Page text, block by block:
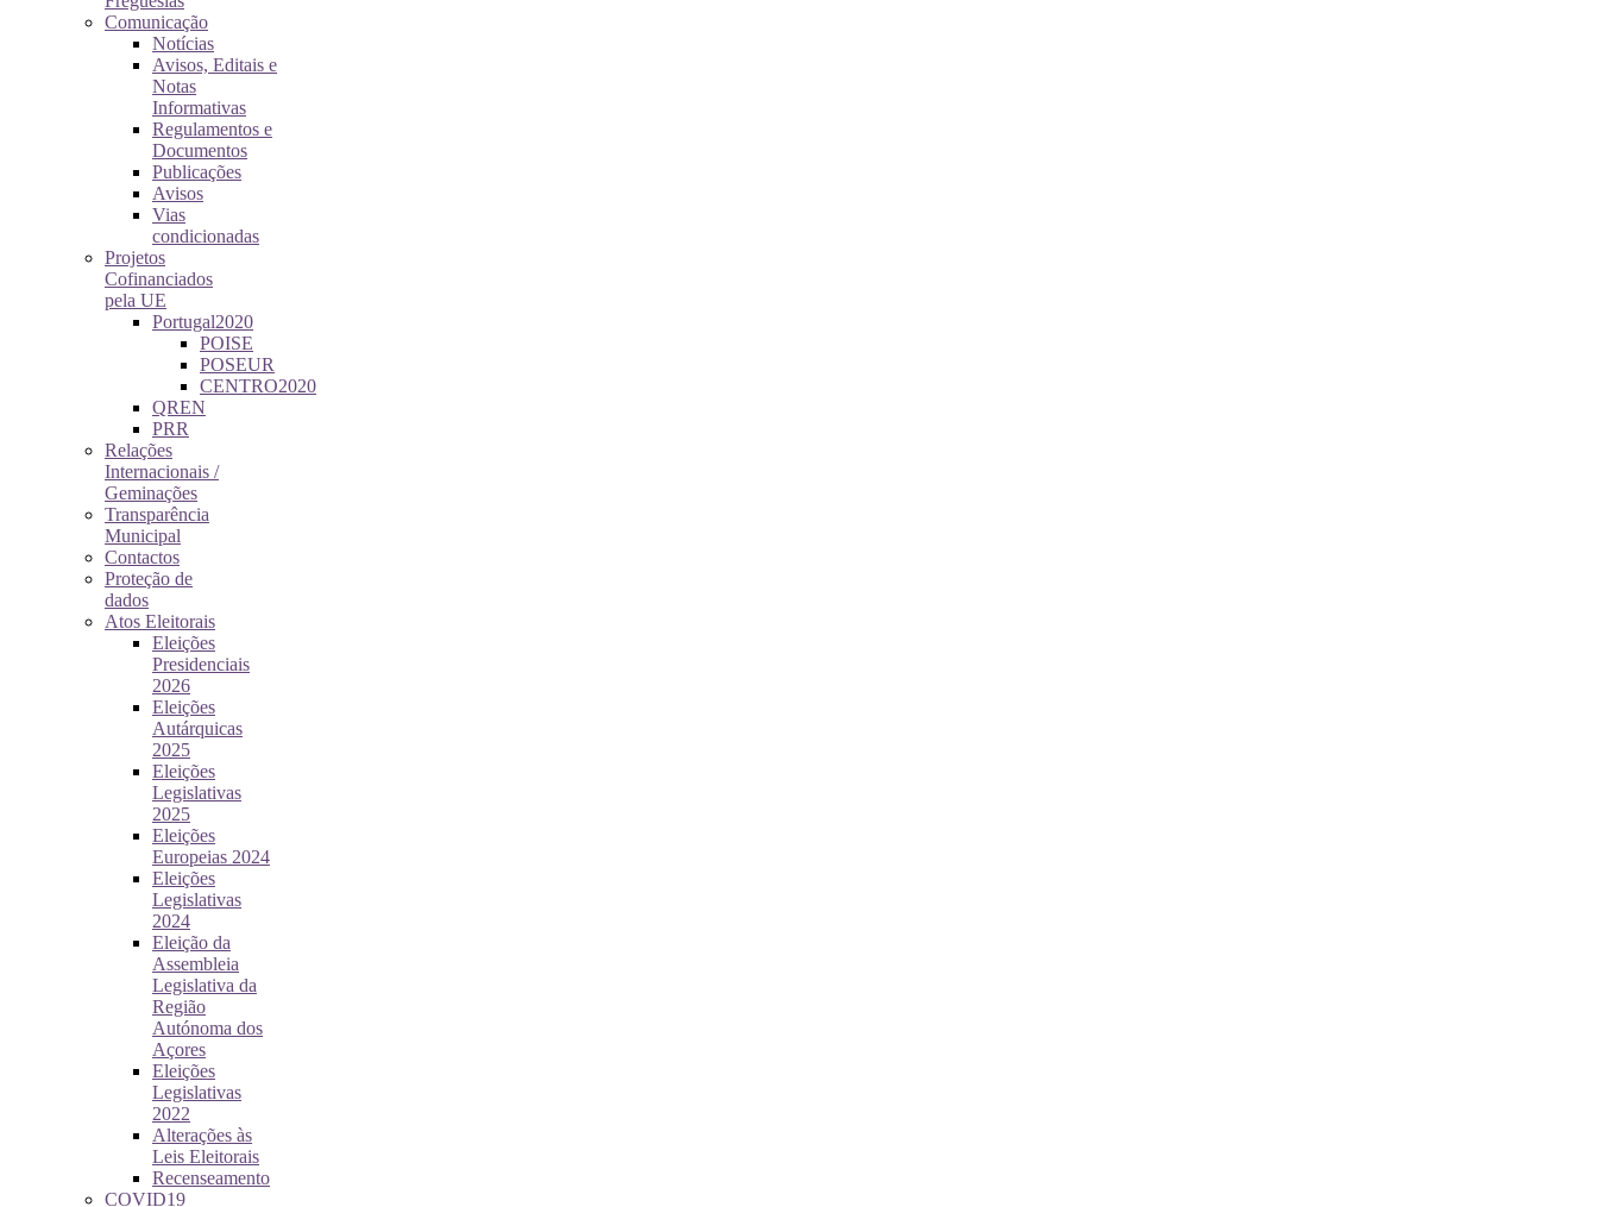
Comunicação
Notícias
Avisos, Editais e
Notas
Informativas
Regulamentos e
Documentos
Publicações
Avisos
Vias
condicionadas
Projetos
Cofinanciados
pela UE
Portugal2020
POISE
POSEUR
CENTRO2020
QREN
PRR
Relações
Internacionais /
Geminações
Transparência
Municipal
Contactos
Proteção de
dados
Atos Eleitorais
Eleições
Presidenciais
2026
Eleições
Autárquicas
2025
Eleições
Legislativas
2025
Eleições
Europeias 2024
Eleições
Legislativas
2024
Eleição da
Assembleia
Legislativa da
Região
Autónoma dos
Açores
Eleições
Legislativas
2022
Alterações às
Leis Eleitorais
Recenseamento
COVID19